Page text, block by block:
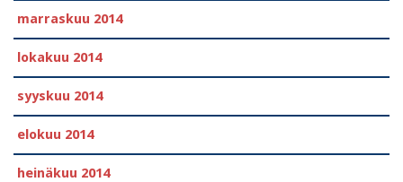
marraskuu 2014
lokakuu 2014
syyskuu 2014
elokuu 2014
heinäkuu 2014